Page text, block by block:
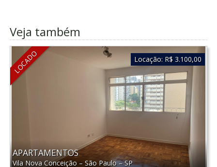
Veja também
LOCADO
APARTAMENTOS
Vila Nova Conceição – São Paulo–SP
Locação: R$ 3.100,00